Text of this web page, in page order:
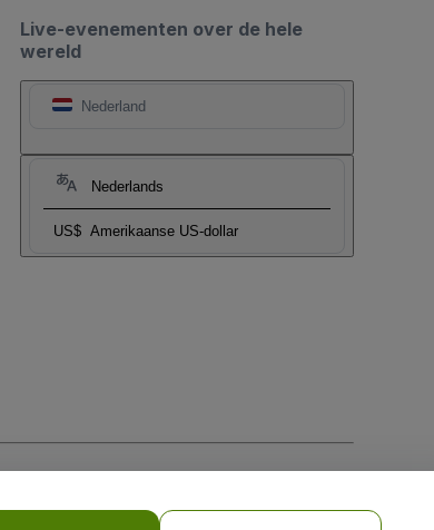
Live-evenementen over de hele
wereld
Nederland
Nederlands
US$ Amerikaanse US-dollar